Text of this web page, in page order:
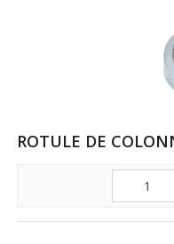
ROTULE DE
Quantité